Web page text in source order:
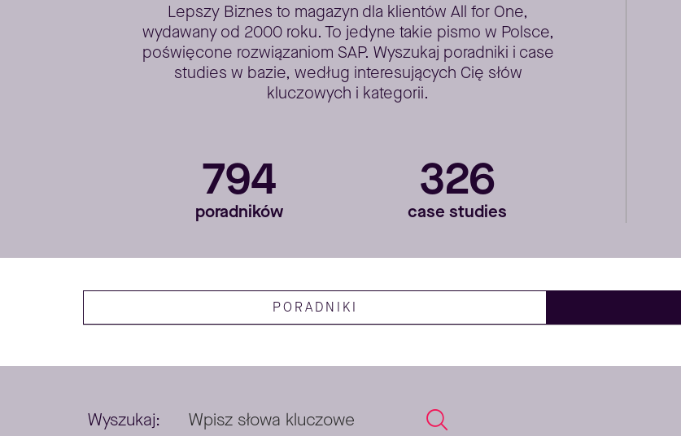
Lepszy Biznes to magazyn dla klientów All for One,
wydawany od 2000 roku. To jedyne takie pismo w Polsce,
poświęcone rozwiązaniom SAP. Wyszukaj poradniki i case
studies w bazie, według interesujących Cię słów
kluczowych i kategorii.
794
poradników
326
case studies
PORADNIKI
Wyszukaj: